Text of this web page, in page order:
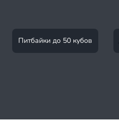
Питбайки до 50 кубов